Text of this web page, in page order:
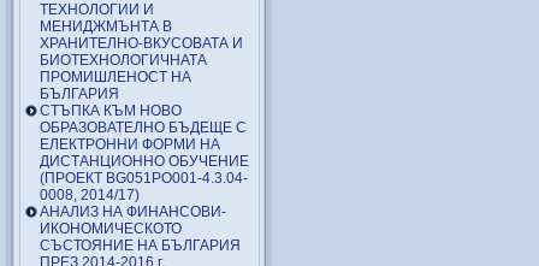
ТЕХНОЛОГИИ И
МЕНИДЖМЪНТА В
ХРАНИТЕЛНО-ВКУСОВАТА И
БИОТЕХНОЛОГИЧНАТА
ПРОМИШЛЕНОСТ НА
БЪЛГАРИЯ
СТЪПКА КЪМ НОВО
ОБРАЗОВАТЕЛНО БЪДЕЩЕ С
ЕЛЕКТРОННИ ФОРМИ НА
ДИСТАНЦИОННО ОБУЧЕНИЕ
(ПРОЕКТ BG051PO001-4.3.04-
0008, 2014/17)
АНАЛИЗ НА ФИНАНСОВИ-
ИКОНОМИЧЕСКОТО
СЪСТОЯНИЕ НА БЪЛГАРИЯ
ПРЕЗ 2014-2016 г.